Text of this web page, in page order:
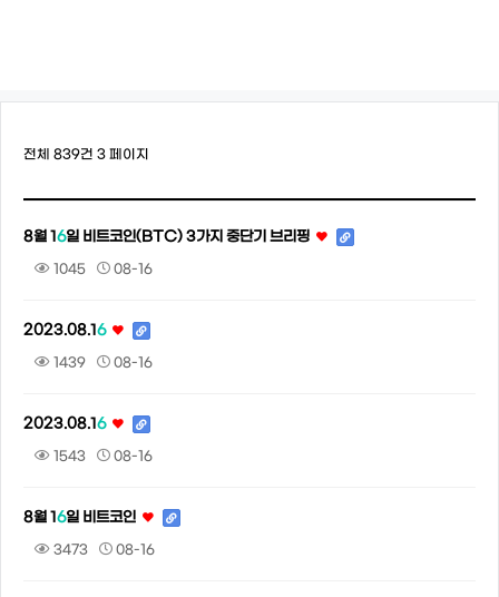
전체 839건 3 페이지
8월 1 6일 비트코인(BTC) 3가지 중단기 브리핑
1045 08-16
2023.08.1 6
1439 08-16
2023.08.1 6
1543 08-16
8월 1 6일 비트코인
3473 08-16